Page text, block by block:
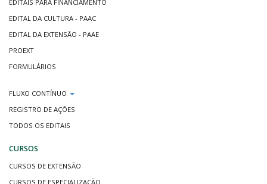
EDITAIS PARA FINANCIAMENTO
EDITAL DA CULTURA - PAAC
EDITAL DA EXTENSÃO - PAAE
PROEXT
FORMULÁRIOS
FLUXO CONTÍNUO
REGISTRO DE AÇÕES
TODOS OS EDITAIS
CURSOS
CURSOS DE EXTENSÃO
CURSOS DE ESPECIALIZAÇÃO